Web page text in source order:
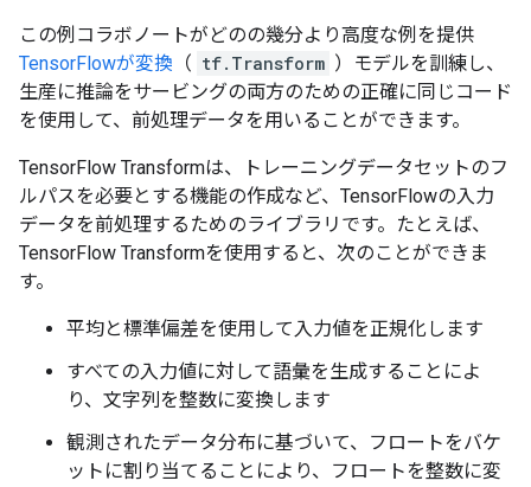
この例コラボノートがどのの幾分より高度な例を提供
TensorFlowが変換 （ tf.Transform ）モデルを訓練し、
生産に推論をサービングの両方のための正確に同じコード
を使用して、前処理データを用いることができます。
TensorFlow Transformは、トレーニングデータセットのフ
ルパスを必要とする機能の作成など、TensorFlowの入力
データを前処理するためのライブラリです。たとえば、
TensorFlow Transformを使用すると、次のことができま
す。
平均と標準偏差を使用して入力値を正規化します
すべての入力値に対して語彙を生成することによ
り、文字列を整数に変換します
観測されたデータ分布に基づいて、フロートをバケ
ットに割り当てることにより、フロートを整数に変